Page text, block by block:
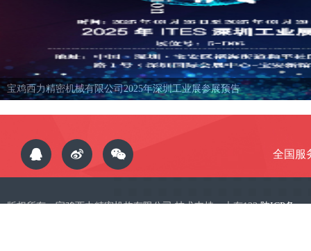
宝鸡西力精密机械有限公司2023年（无锡）参展展会预告
全国服
版权所有：宝鸡西力精密机构有限公司 技术支持：大有123陕ICP备：